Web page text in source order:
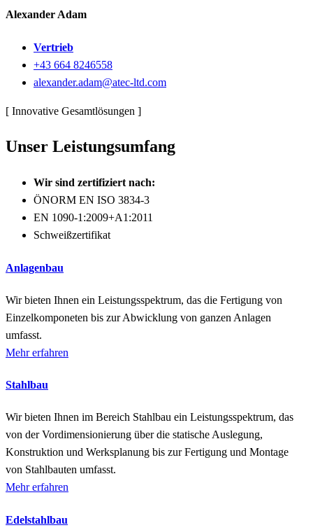
Alexander Adam
Vertrieb
+43 664 8246558
alexander.adam@atec-ltd.com
[ Innovative Gesamtlösungen ]
Unser Leistungsumfang
Wir sind zertifiziert nach:
ÖNORM EN ISO 3834-3
EN 1090-1:2009+A1:2011
Schweißzertifikat
Anlagenbau
Wir bieten Ihnen ein Leistungsspektrum, das die Fertigung von
Einzelkomponeten bis zur Abwicklung von ganzen Anlagen
umfasst.
Mehr erfahren
Stahlbau
Wir bieten Ihnen im Bereich Stahlbau ein Leistungsspektrum, das
von der Vordimensionierung über die statische Auslegung,
Konstruktion und Werksplanung bis zur Fertigung und Montage
von Stahlbauten umfasst.
Mehr erfahren
Edelstahlbau